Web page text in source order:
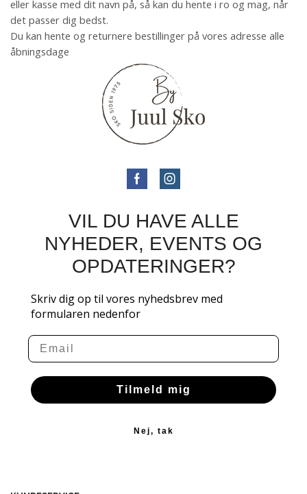
eller kasse med dit navn på, så kan du hente i ro og mag, når
det passer dig bedst.
Du kan hente og returnere bestillinger på vores adresse alle
åbningsdage
VIL DU HAVE ALLE
NYHEDER, EVENTS OG
OPDATERINGER?
Skriv dig op til vores nyhedsbrev med
formularen nedenfor
Email
Tilmeld mig
Nej, tak